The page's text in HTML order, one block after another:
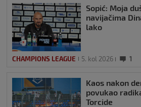
Sopić: Moja
navijačima
lako
CHAMPIONS LEAGUE 5. kol 2026 1
Kaos nakon
povukao
Torcide